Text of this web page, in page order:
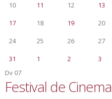
10
11 12 13
17
18 19 20
24
25 26 27
31
1 2 3
Dv 07
Festival de Cinema